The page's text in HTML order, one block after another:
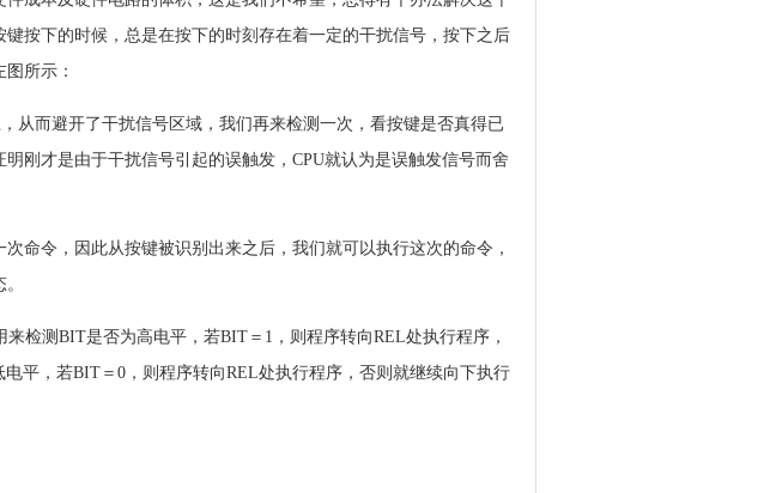
按下的时候，总是在按下的时刻存在着一定的干扰信号，按下之后
所示：
从而避开了干扰信号区域，我们再来检测一次，看按键是否真得已
刚才是由于干扰信号引起的误触发，CPU就认为是误触发信号而舍
命令，因此从按键被识别出来之后，我们就可以执行这次的命令，
检测BIT是否为高电平，若BIT＝1，则程序转向REL处执行程序，
，若BIT＝0，则程序转向REL处执行程序，否则就继续向下执行